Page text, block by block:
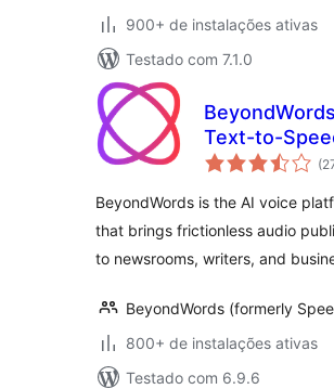
900+ de instalações ativas
Testado com 7.1.0
Text-to-
BeyondWords is the AI voice
that brings frictionless audio
to newsrooms, writers, and
BeyondWords (formerly
800+ de instalações ativas
Testado com 6.9.6